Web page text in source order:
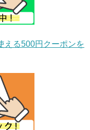
える500円クーポンを